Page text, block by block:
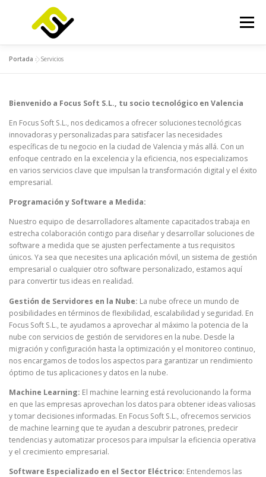
contenido
Menú
NOTICIAS CONTACTO
Portada »Servicios
Bienvenido a Focus Soft S.L., tu socio tecnológico en Valencia
En Focus Soft S.L., nos dedicamos a ofrecer soluciones tecnológicas
innovadoras y personalizadas para satisfacer las necesidades
específicas de tu negocio en la ciudad de Valencia y más allá. Con un
enfoque centrado en la excelencia y la eficiencia, nos especializamos
en varios servicios clave que impulsan la transformación digital y el éxito
empresarial.
Programación y Software a Medida:
Nuestro equipo de desarrolladores altamente capacitados trabaja en
estrecha colaboración contigo para diseñar y desarrollar soluciones de
software a medida que se ajusten perfectamente a tus requisitos
únicos. Ya sea que necesites una aplicación móvil, un sistema de gestión
empresarial o cualquier otro software personalizado, estamos aquí
para convertir tus ideas en realidad.
Gestión de Servidores en la Nube: La nube ofrece un mundo de
posibilidades en términos de flexibilidad, escalabilidad y seguridad. En
Focus Soft S.L., te ayudamos a aprovechar al máximo la potencia de la
nube con servicios de gestión de servidores en la nube. Desde la
migración y configuración hasta la optimización y el monitoreo continuo,
nos encargamos de todos los aspectos para garantizar un rendimiento
óptimo de tus aplicaciones y datos en la nube.
Machine Learning: El machine learning está revolucionando la forma
en que las empresas aprovechan los datos para obtener ideas valiosas
y tomar decisiones informadas. En Focus Soft S.L., ofrecemos servicios
de machine learning que te ayudan a descubrir patrones, predecir
tendencias y automatizar procesos para impulsar la eficiencia operativa
y el crecimiento empresarial.
Software Especializado en el Sector Eléctrico: Entendemos las